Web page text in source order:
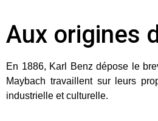
Aux origines
En 1886, Karl Benz dépose le
Maybach travaillent sur leurs
industrielle et culturelle.